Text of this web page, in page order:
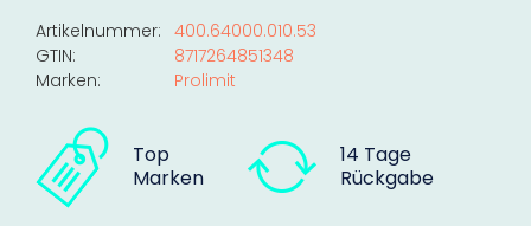
Artikelnummer: 400.64000.010.53
GTIN:
8717264851348
Marken:
Prolimit
Top
Marken
14 Tage
Rückgabe